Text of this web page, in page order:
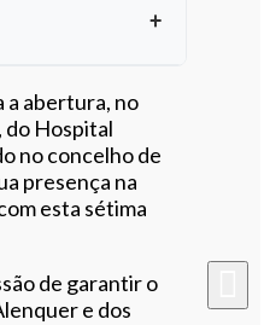
artigo
a abertura, no
do Hospital
no concelho de
presença na
esta sétima
de garantir o
e dos